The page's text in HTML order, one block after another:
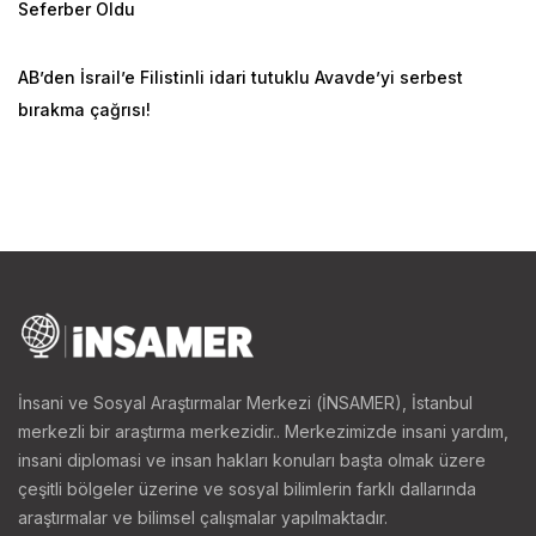
Çalışmada, Türkler ile Suriyelilerin barış ve uyum
noktalara dikkat çekilerek bunların olumsuz etkilerinin
azaltılmasına ve/veya ortadan kaldırılmasına katkıda
genel olarak Türkiye’deki ve özellikle de İstanbul’daki
Suriyelilerin sorunlarına doğrudan vakıf olan bir grup
görüşmelerden elde edilen verilere ek olarak toplumun
farklı kesimlerinden Türklerin görüşlerine de yer
verilmiştir.
Bu raporda, Suriyelilerin kendi aralarında dile
Seferber Oldu
AB’den İsrail’e Filistinli idari tutuklu Avavde’yi serbest
bırakma çağrısı!
İnsani ve Sosyal Araştırmalar Merkezi (İNSAMER), İstanbul
merkezli bir araştırma merkezidir.. Merkezimizde insani yardım,
insani diplomasi ve insan hakları konuları başta olmak üzere
çeşitli bölgeler üzerine ve sosyal bilimlerin farklı dallarında
araştırmalar ve bilimsel çalışmalar yapılmaktadır.